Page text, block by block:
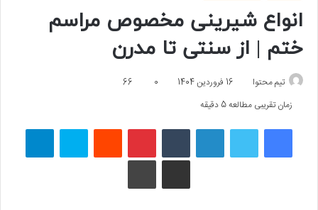
انواع شیرینی مخصوص مراسم
ختم | از سنتی تا مدرن
تیم محتوا 16 فروردین 1404 0
66
زمان تقریبی مطالعه 5 دقیقه
فیسبوک لینکداین پینتریست اسکایپ
چاپ